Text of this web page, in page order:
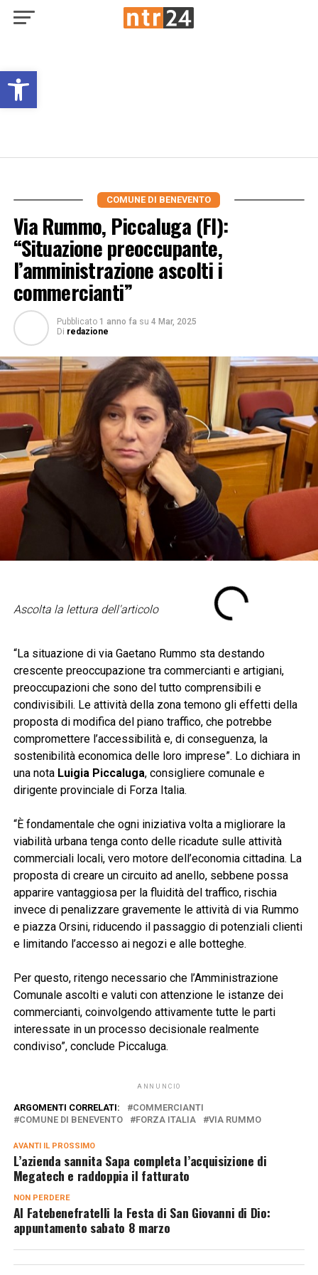
Open toolbar
COMUNE DI BENEVENTO
Via Rummo, Piccaluga (FI):
“Situazione preoccupante,
l’amministrazione ascolti i
commercianti”
Pubblicato 1 anno fa su 4 Mar, 2025
Di redazione
Ascolta la lettura dell'articolo
“La situazione di via Gaetano Rummo sta destando
crescente preoccupazione tra commercianti e artigiani,
preoccupazioni che sono del tutto comprensibili e
condivisibili. Le attività della zona temono gli effetti della
proposta di modifica del piano traffico, che potrebbe
compromettere l’accessibilità e, di conseguenza, la
sostenibilità economica delle loro imprese”. Lo dichiara in
una nota Luigia Piccaluga, consigliere comunale e
dirigente provinciale di Forza Italia.
“È fondamentale che ogni iniziativa volta a migliorare la
viabilità urbana tenga conto delle ricadute sulle attività
commerciali locali, vero motore dell’economia cittadina. La
proposta di creare un circuito ad anello, sebbene possa
apparire vantaggiosa per la fluidità del traffico, rischia
invece di penalizzare gravemente le attività di via Rummo
e piazza Orsini, riducendo il passaggio di potenziali clienti
e limitando l’accesso ai negozi e alle botteghe.
Per questo, ritengo necessario che l’Amministrazione
Comunale ascolti e valuti con attenzione le istanze dei
commercianti, coinvolgendo attivamente tutte le parti
interessate in un processo decisionale realmente
condiviso”, conclude Piccaluga.
ANNUNCIO
ARGOMENTI CORRELATI:
COMMERCIANTI
COMUNE DI BENEVENTO
FORZA ITALIA VIA RUMMO
AVANTI IL ​​PROSSIMO
L’azienda sannita Sapa completa l’acquisizione di
Megatech e raddoppia il fatturato
NON PERDERE
Al Fatebenefratelli la Festa di San Giovanni di Dio:
appuntamento sabato 8 marzo